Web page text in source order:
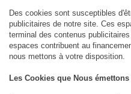
Des cookies sont susceptibles
publicitaires de notre site. Ces
terminal des contenus
espaces contribuent au
nous mettons à votre disposition.
Les Cookies que Nous